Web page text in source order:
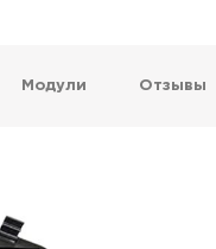
Модули Отзывы